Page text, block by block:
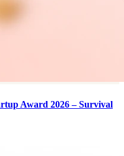
Award 2026 – Survival